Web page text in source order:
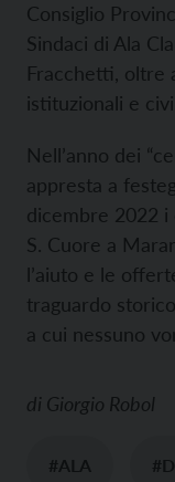
Consiglio
Sindaci di Ala
Fracchetti, oltre
istituzionali e
Nell’anno dei
appresta a
dicembre 2022 i
S. Cuore a
l’aiuto e le
traguardo
a cui nessuno
di Giorgio Robol
#ALA